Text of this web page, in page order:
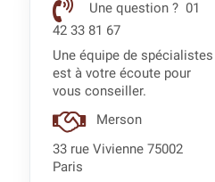
Une question ? 01
42 33 81 67
Une équipe de spécialistes
est à votre écoute pour
vous conseiller.
Merson
33 rue Vivienne 75002
Paris